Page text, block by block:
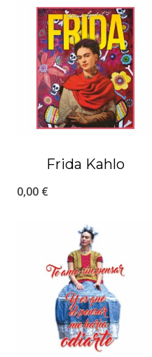
Frida Kahlo
0,00 €